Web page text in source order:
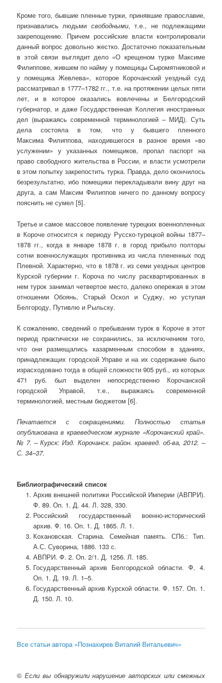
Кроме того, бывшие пленные турки, принявшие православие,
признавались людьми свободными, т.е., не подлежащими
закрепощению. Причем российские власти контролировали
данный вопрос довольно жестко. Достаточно показательным
в этой связи выглядит дело «О крещеном турке Максиме
Филиппове, жившем по найму у помещицы Сыромятниковой и
у помещика Жевлева», которое Корочанский уездный суд
рассматривал в 1777–1782 гг., т.е. на протяжении целых пяти
лет, и в которое оказались вовлечены и Белгородский
губернатор, и даже Государственная Коллегия иностранных
дел (выражаясь современной терминологией – МИД). Суть
дела состояла в том, что у бывшего пленного
Максима Филиппова, находившегося в разное время «во
услужении» у указанных помещиков, пропал паспорт на
право свободного жительства в России, и власти усмотрели
в этом попытку закрепостить турка. Правда, дело окончилось
безрезультатно, ибо помещики перекладывали вину друг на
друга, а сам Максим Филиппов ничего по данному вопросу
пояснить не сумел [5].
Третье и самое массовое появление турецких военнопленных
в Короче относится к периоду Русско-турецкой войны 1877–
1878 гг., когда в январе 1878 г. в город прибыло полторы
сотни военнослужащих противника из числа плененных под
Плевной. Характерно, что в 1878 г. из семи уездных центров
Курской губернии г. Короча по числу расквартированных в
нем турок занимал четвертое место, далеко опережая в этом
отношении Обоянь, Старый Оскол и Суджу, но уступая
Белгороду, Путивлю и Рыльску.
К сожалению, сведений о пребывании турок в Короче в этот
период практически не сохранились, за исключением того,
что они размещались казарменным способом в зданиях,
принадлежащих городской Управе и на их содержание было
израсходовано тогда в общей сложности 905 руб., из которых
471 руб. был выделен непосредственно Корочанской
городской Управой, т.е., выражаясь современной
терминологией, местным бюджетом [6].
Печатается с сокращениями. Полностью статья
опубликована в краеведческом журнале «Корочанский край».
№ 7. – Курск: Изд. Корочанск. район. краевед. об-ва, 2012. –
С. 34–37.
Библиографический список
Архив внешней политики Российской Империи (АВПРИ).
Ф. 89. Оп. 1. Д. 44. Л. 328, 330.
Российский государственный военно-исторический
архив. Ф. 16. Оп. 1. Д. 1865. Л. 1.
Кохановская. Старина. Семейная память. СПб.: Тип.
А.С. Суворина, 1886. 133 с.
АВПРИ. Ф. 2. Оп. 2/1. Д. 1256. Л. 185.
Государственный архив Белгородской области. Ф. 4.
Оп. 1. Д. 19. Л. 1–5.
Государственный архив Курской области. Ф. 157. Оп. 1.
Д. 150. Л. 10.
Все статьи автора «Познахирев Виталий Витальевич»
© Если вы обнаружили нарушение авторских или смежных